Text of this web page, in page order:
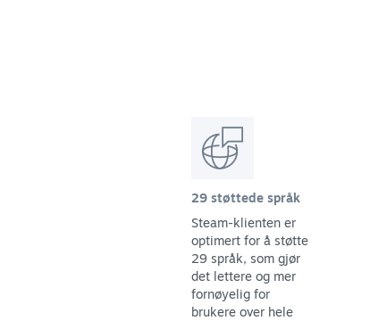
29 støttede språk
Steam-klienten er
optimert for å støtte
29 språk, som gjør
det lettere og mer
fornøyelig for
brukere over hele